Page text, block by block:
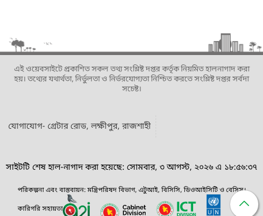
এই ওয়েবসাইটে প্রকাশিত সকল তথ্য সংশ্লিষ্ট দপ্তর কর্তৃক নিয়মিত হালনাগাদ করা
হয়। তথ্যের যথার্থতা, নির্ভুলতা ও নির্ভরযোগ্যতা নিশ্চিত করতে সংশ্লিষ্ট দপ্তর সর্বদা
সচেষ্ট।
যোগাযোগ- গ্রেটার রোড, লক্ষীপুর, রাজশাহী
সাইটটি শেষ হাল-নাগাদ করা হয়েছে: সোমবার, ৩ আগস্ট, ২০২৬ এ ১৮:৫৬:৩৭
পরিকল্পনা এবং বাস্তবায়ন: মন্ত্রিপরিষদ বিভাগ, এটুআই, বিসিসি, ডিওআইসিটি ও বেসিস।
কারিগরি সহায়তা